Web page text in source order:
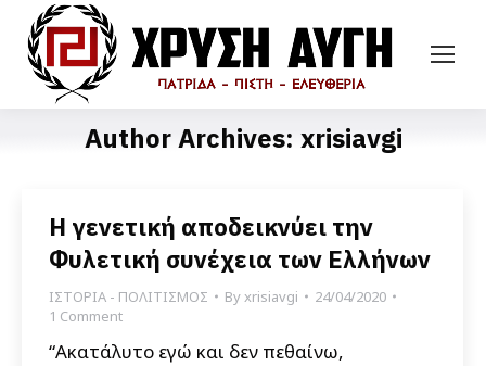
Author Archives: xrisiavgi
Η γενετική αποδεικνύει την
Φυλετική συνέχεια των Ελλήνων
ΙΣΤΟΡΙΑ - ΠΟΛΙΤΙΣΜΟΣ Byxrisiavgi
24/04/2020
1 Comment
“Ακατάλυτο εγώ και δεν πεθαίνω,